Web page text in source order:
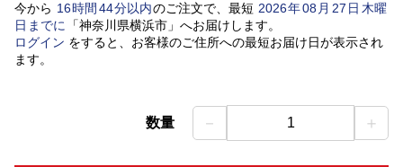
今から 16時間 44分以内のご注文で、最短 2026年08 月 27 日木曜
日 までに 「神奈川県横浜市」 へお届けします。
ログイン をすると、お客様のご住所への最短お届け日が表示され
ます。
数量 － 1 ＋